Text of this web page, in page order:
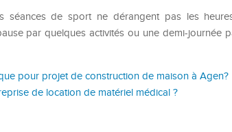
de sport ne dérangent pas les
par quelques activités ou une demi-journée
pour projet de construction de maison à Agen?
de location de matériel médical ?